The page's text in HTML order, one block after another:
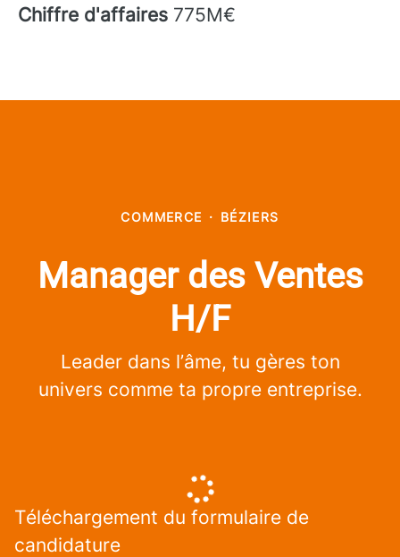
Chiffre d'affaires 775M€
COMMERCE · BÉZIERS
Manager des Ventes
H/F
Leader dans l’âme, tu gères ton
univers comme ta propre entreprise.
Téléchargement du formulaire de
candidature